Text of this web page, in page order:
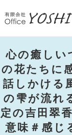
心の癒しい
の花たちに
話しかける
の雫が流れ
定の吉田翠
意味＃感じ